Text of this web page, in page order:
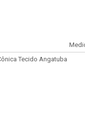
Tecido Angatuba